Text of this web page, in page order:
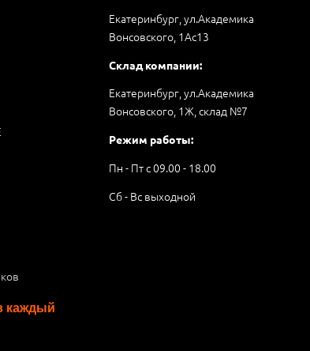
каждый
Екатеринбург, ул.Академика
Вонсовского, 1Аc13
Склад компании:
Екатеринбург, ул.Академика
Вонсовского, 1Ж, склад №7
Режим работы:
Пн - Пт с 09.00 - 18.00
Сб - Вс выходной